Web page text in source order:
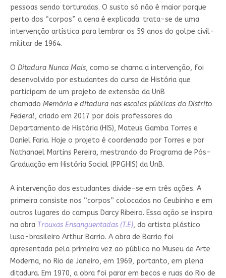
pessoas sendo torturadas. O susto só não é maior porque
perto dos “corpos” a cena é explicada: trata-se de uma
intervenção artística para lembrar os 59 anos do golpe civil-
militar de 1964.
O Ditadura Nunca Mais, como se chama a intervenção, foi
desenvolvido por estudantes do curso de História que
participam de um projeto de extensão da UnB
chamado Memória e ditadura nas escolas públicas do Distrito
Federal, criado em 2017 por dois professores do
Departamento de História (HIS), Mateus Gamba Torres e
Daniel Faria. Hoje o projeto é coordenado por Torres e por
Nathanael Martins Pereira, mestrando do Programa de Pós-
Graduação em História Social (PPGHIS) da UnB.
A intervenção dos estudantes divide-se em três ações. A
primeira consiste nos “corpos” colocados no Ceubinho e em
outros lugares do campus Darcy Ribeiro. Essa ação se inspira
na obra Trouxas Ensanguentadas (T.E), do artista plástico
luso-brasileiro Arthur Barrio. A obra de Barrio foi
apresentada pela primeira vez ao público no Museu de Arte
Moderna, no Rio de Janeiro, em 1969, portanto, em plena
ditadura. Em 1970, a obra foi parar em becos e ruas do Rio de